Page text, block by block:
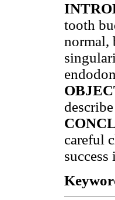
tooth
normal,
careful